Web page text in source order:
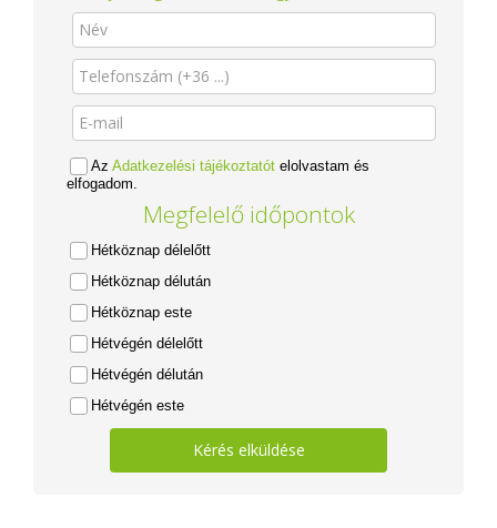
Az Adatkezelési tájékoztatót elolvastam és
elfogadom.
Megfelelő időpontok
Hétköznap délelőtt
Hétköznap délután
Hétköznap este
Hétvégén délelőtt
Hétvégén délután
Hétvégén este
Kérés elküldése